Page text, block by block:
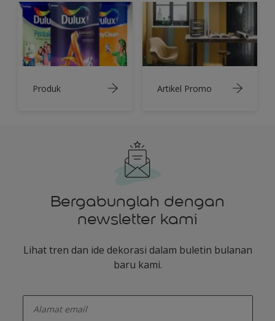
Produk Artikel Promo
Bergabunglah dengan
newsletter kami
Lihat tren dan ide dekorasi dalam buletin bulanan
baru kami.